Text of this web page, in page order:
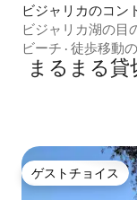
ビジャリカのコン
ビジャリカ湖の目
場付き
ビーチ · 徒歩移動
まるまる
ゲストチョイス
ゲストチョイス